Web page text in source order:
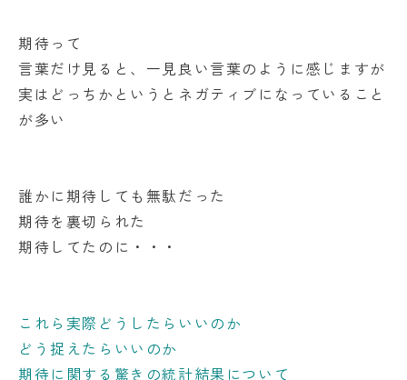
期待って
言葉だけ見ると、一見良い言葉のように感じますが
実はどっちかというとネガティブになっていること
が多い
誰かに期待しても無駄だった
期待を裏切られた
期待してたのに・・・
これら実際どうしたらいいのか
どう捉えたらいいのか
期待に関する驚きの統計結果について